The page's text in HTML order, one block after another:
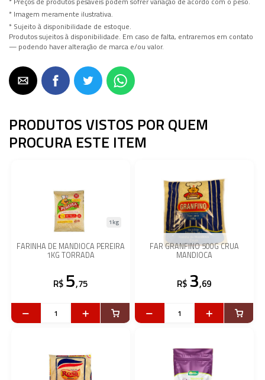
* Imagem meramente ilustrativa.
* Sujeito à disponibilidade de estoque.
Produtos sujeitos à disponibilidade. Em caso de falta, entraremos em contato
— podendo haver alteração de marca e/ou valor.
PRODUTOS VISTOS POR QUEM
PROCURA ESTE ITEM
FARINHA DE MANDIOCA PEREIRA
1KG TORRADA
1kg
R$ 5,75
FAR GRANFINO 500G CRUA
MANDIOCA
R$ 3,69